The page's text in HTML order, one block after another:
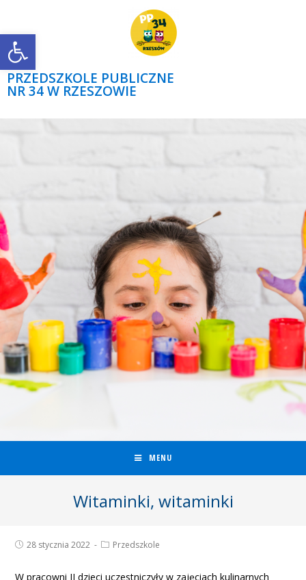
Open toolbar
PRZEDSZKOLE PUBLICZNE
NR 34 W RZESZOWIE
MENU
Witaminki, witaminki
28 stycznia 2022 Przedszkole
W pracowni II dzieci uczestniczyły w zajęciach kulinarnych